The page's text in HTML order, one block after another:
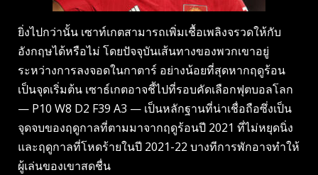
ยิ่งไปกว่านั้น เซาท์เกตสามารถเพิ่มเชื้อเพลิงจรวดให้กับ
อังกฤษได้หรือไม่ โดยปัจจุบันเส้นทางของพวกเขาอยู่
ระหว่างการลงจอดในกาตาร์ อย่างน้อยที่สุดหากฤดูร้อน
เป็นจุดเริ่มต้น เซาธ์เกตอาจชี้ไปที่รอบคัดเลือกฟุตบอลโลก
— P10 W8 D2 F39 A3 — เป็นหลักฐานที่น่าเชื่อถือซึ่งเป็น
จุดจบของฤดูกาลที่ตามมาจากฤดูร้อนปี 2021 ที่ไม่หยุดนิ่ง
และฤดูกาลที่โหดร้ายในปี 2021-22 บางทีการพักอาจทำให้
ผู้เล่นของเขาสดชื่น